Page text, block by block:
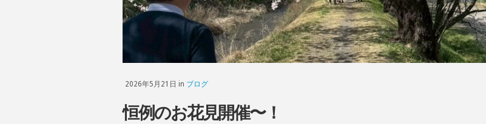
2026年5月21日 in ブログ
恒例のお花見開催〜！